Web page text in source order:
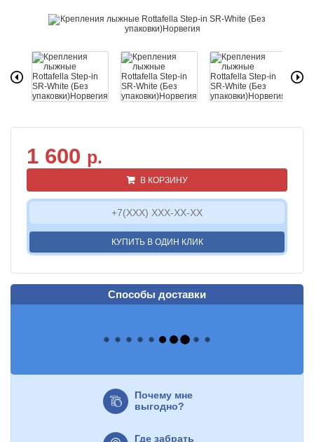
1 600 р.
В КОРЗИНУ
КУПИТЬ В ОДИН КЛИК
Способы доставки
Почему мне
выгодно?
Где забрать